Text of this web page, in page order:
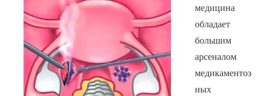
медицина
обладает
большим
арсеналом
медикаментоз
ных